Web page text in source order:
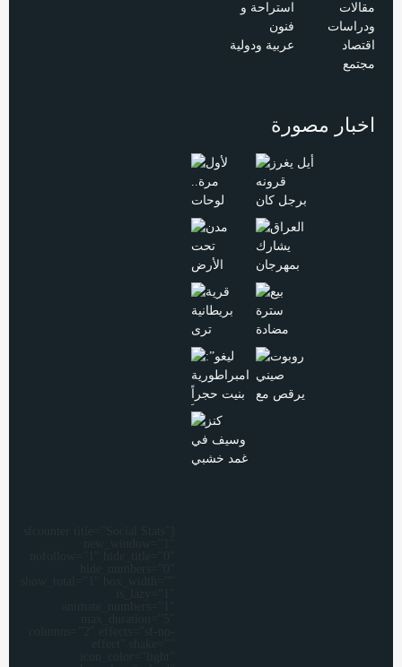
مقالات
ودراسات
اقتصاد
مجتمع
استراحة و
فنون
عربية ودولية
اخبار مصورة